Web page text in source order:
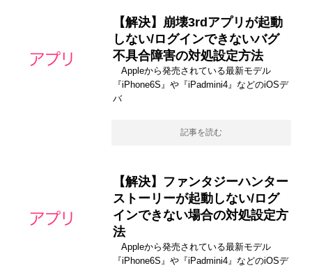
【解決】崩壊3rdアプリが起動
しない/ログインできないバグ
不具合障害の対処設定方法
Appleから発売されている最新モデル
『iPhone6S』や『iPadmini4』などのiOSデ
バ
記事を読む
【解決】ファンタジーハンター
ストーリーが起動しない/ログ
インできない場合の対処設定方
法
Appleから発売されている最新モデル
『iPhone6S』や『iPadmini4』などのiOSデ